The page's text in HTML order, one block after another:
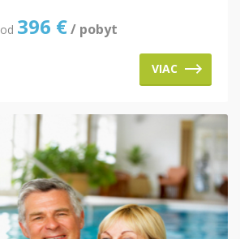
od 396 € / pobyt
VIAC